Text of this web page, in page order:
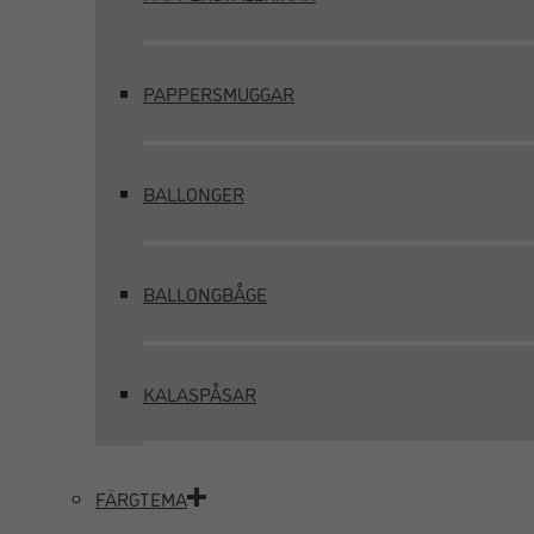
PAPPERSMUGGAR
BALLONGER
BALLONGBÅGE
KALASPÅSAR
FÄRGTEMA